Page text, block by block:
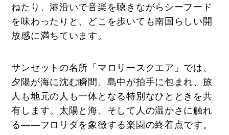
ねたり、港沿いで音楽を聴きながらシーフード
を味わったりと、どこを歩いても南国らしい開
放感に満ちています。
サンセットの名所「マロリースクエア」では、
夕陽が海に沈む瞬間、島中が拍手に包まれ、旅
人も地元の人も一体となる特別なひとときを共
有します。太陽と海、そして人の温かさに触れ
る――フロリダを象徴する楽園の終着点です。